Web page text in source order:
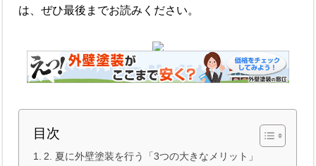
は、ぜひ最後までお読みください。
目次
2. 夏に外壁塗装を行う「3つの大きなメリット」